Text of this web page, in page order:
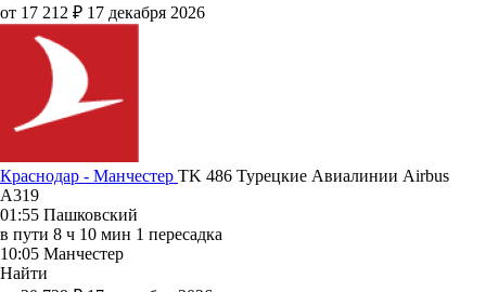
от 17 212 ₽ 17 декабря 2026
Краснодар - Манчестер TK 486 Турецкие Авиалинии Airbus
A319
01:55 Пашковский
в пути 8 ч 10 мин 1 пересадка
10:05 Манчестер
Найти